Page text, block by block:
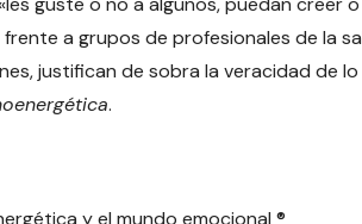
a grupos de profesionales de la
justifican de sobra la veracidad de
.
y el mundo emocional ®